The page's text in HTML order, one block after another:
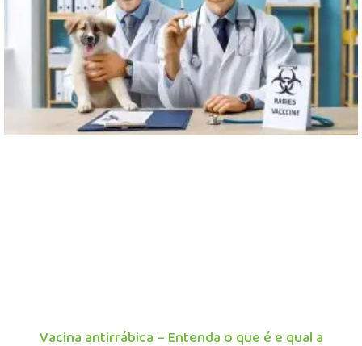
Vacina antirrábica – Entenda o que é e qual a